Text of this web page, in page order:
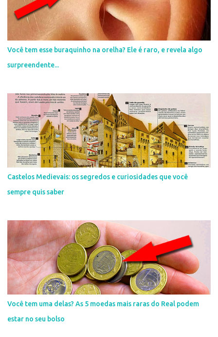
Você tem esse buraquinho na orelha? Ele é raro, e revela algo
surpreendente...
Castelos Medievais: os segredos e curiosidades que você
sempre quis saber
Você tem uma delas? As 5 moedas mais raras do Real podem
estar no seu bolso